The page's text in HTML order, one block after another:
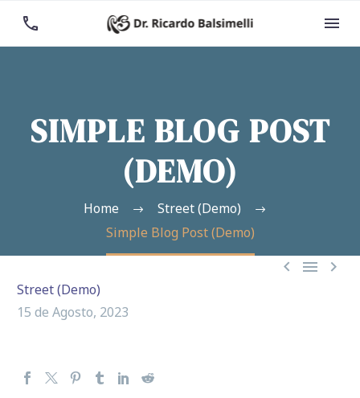


SIMPLE BLOG POST
(DEMO)
Home
Street (Demo)
Simple Blog Post (Demo)
  
Street (Demo)
15 de Agosto, 2023